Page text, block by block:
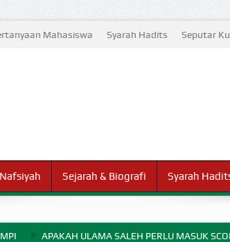
Mahasiswa Syarah Hadits Seputar
Nafsiyah Sejarah & Biografi Syarah
APAKAH ULAMA SALEH PERLU MASUK